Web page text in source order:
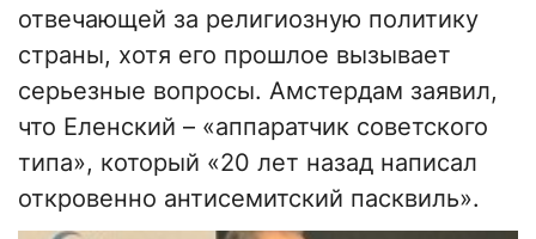
отвечающей за религиозную политику
страны, хотя его прошлое вызывает
серьезные вопросы. Амстердам заявил,
что Еленский – «аппаратчик советского
типа», который «20 лет назад написал
откровенно антисемитский пасквиль».